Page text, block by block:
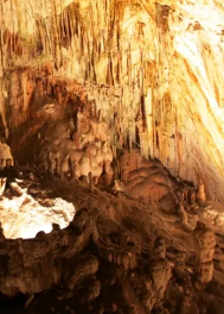
in Sicilia, dove andare?
con i bambini, quando la
bambini: mare, attività e tour a